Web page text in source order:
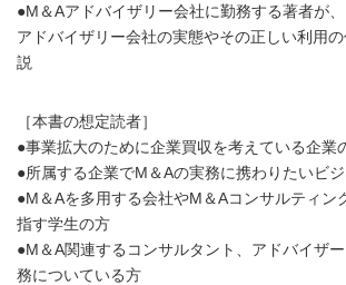
●M＆Aアドバイザリー会社に勤務する著者が、
アドバイザリー会社の実態やその正しい利用
説
［本書の想定読者］
●事業拡大のために企業買収を考えている企業
●所属する企業でM＆Aの実務に携わりたいビ
●M＆Aを多用する会社やM＆Aコンサルティン
指す学生の方
●M＆A関連するコンサルタント、アドバイザ
務についている方